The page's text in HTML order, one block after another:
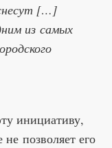
[…]
из самых
инициативу,
позволяет его